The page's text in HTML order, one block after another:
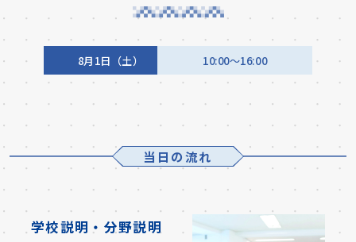
8月1日（土） 10:00～16:00
当日の流れ
学校説明・分野説明